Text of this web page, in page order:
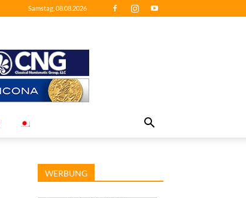
Samstag, 08.08.2026
WERBUNG